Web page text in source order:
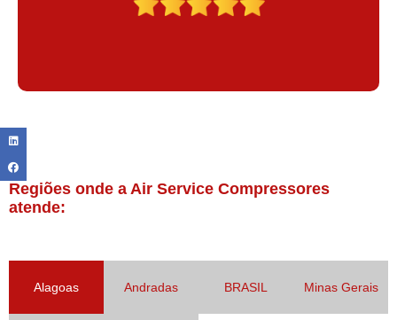
Regiões onde a Air Service Compressores
atende:
Alagoas Andradas BRASIL Minas Gerais